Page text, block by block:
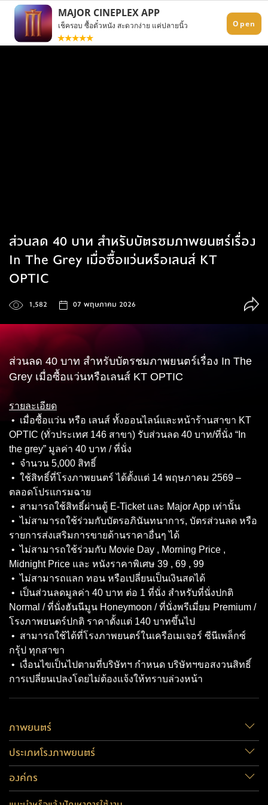
ส่วนลด 40 บาท สำหรับบัตรชมภาพยนตร์เรื่อง
In The Grey เมื่อซื้อแว่นหรือเลนส์ KT
OPTIC
1,582 07 พฤษภาคม 2026
ส่วนลด 40 บาท สำหรับบัตรชมภาพยนตร์เรื่อง In The
Grey เมื่อซื้อแว่นหรือเลนส์ KT OPTIC
รายละเอียด
• เมื่อซื้อแว่น หรือ เลนส์ ทั้งออนไลน์และหน้าร้านสาขา KT
OPTIC (ทั่วประเทศ 146 สาขา) รับส่วนลด 40 บาท/ที่นั่ง “In
the grey” มูลค่า 40 บาท / ที่นั่ง
• จำนวน 5,000 สิทธิ์
• ใช้สิทธิ์ที่โรงภาพยนตร์ ได้ตั้งแต่ 14 พฤษภาคม 2569 –
ตลอดโปรแกรมฉาย
• สามารถใช้สิทธิ์ผ่านตู้ E-Ticket และ Major App เท่านั้น
• ไม่สามารถใช้ร่วมกับบัตรอภินันทนาการ, บัตรส่วนลด หรือ
รายการส่งเสริมการขายด้านราคาอื่นๆ ได้
• ไม่สามารถใช้ร่วมกับ Movie Day , Morning Price ,
Midnight Price และ หนังราคาพิเศษ 39 , 69 , 99
• ไม่สามารถแลก ทอน หรือเปลี่ยนเป็นเงินสดได้
• เป็นส่วนลดมูลค่า 40 บาท ต่อ 1 ที่นั่ง สำหรับที่นั่งปกติ
Normal / ที่นั่งฮันนีมูน Honeymoon / ที่นั่งพรีเมี่ยม Premium /
โรงภาพยนตร์ปกติ ราคาตั้งแต่ 140 บาทขึ้นไป
• สามารถใช้ได้ที่โรงภาพยนตร์ในเครือเมเจอร์ ซีนีเพล็กซ์
กรุ้ป ทุกสาขา
• เงื่อนไขเป็นไปตามที่บริษัทฯ กำหนด บริษัทฯขอสงวนสิทธิ์
การเปลี่ยนเปลงโดยไม่ต้องแจ้งให้ทราบล่วงหน้า
ภาพยนตร์
ประเภทโรงภาพยนตร์
องค์กร